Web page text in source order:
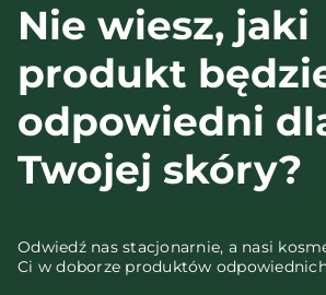
Nie wiesz, jaki
produkt
odpowiedni
Twojej skóry?
Odwiedź nas stacjonarnie, a nasi
Ci w doborze produktów